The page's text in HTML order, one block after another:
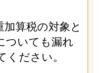
算税の対象と
ついても漏れ
ださい。